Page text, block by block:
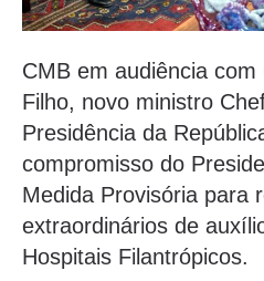
CMB em audiência
Filho, novo ministro
Presidência da
compromisso do
Medida Provisória para
extraordinários de
Hospitais Filantrópicos.